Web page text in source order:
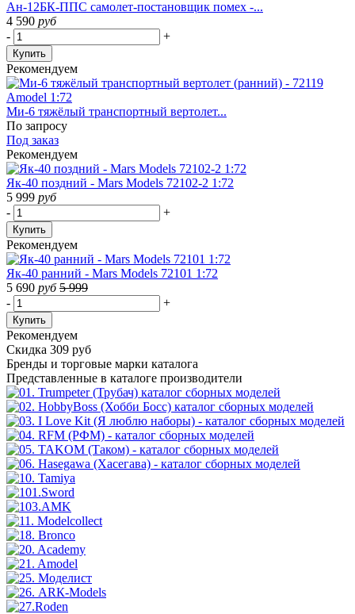
Ан-12БК-ППС самолет-постановщик помех -...
4 590 руб
-
+
Купить
Рекомендуем
Ми-6 тяжёлый транспортный вертолет...
По запросу
Под заказ
Рекомендуем
Як-40 поздний - Mars Models 72102-2 1:72
5 999 руб
-
+
Купить
Рекомендуем
Як-40 ранний - Mars Models 72101 1:72
5 690 руб 5 999
-
+
Купить
Рекомендуем
Скидка 309 руб
Бренды и торговые марки каталога
Представленные в каталоге производители